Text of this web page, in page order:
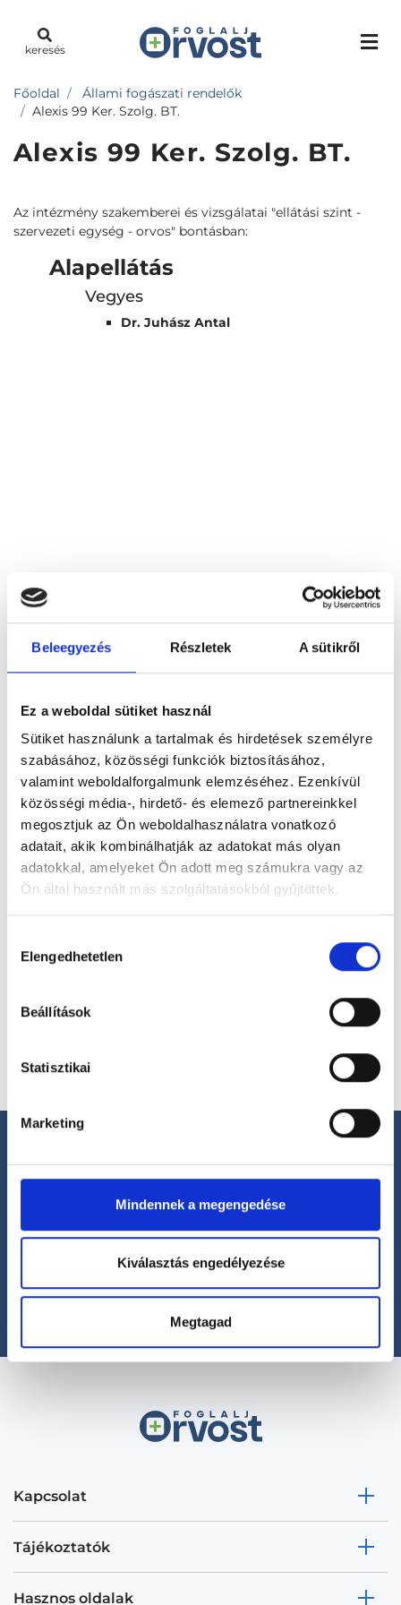
Beleegyezés Részletek A sütikről
Ez a weboldal sütiket használ
Sütiket használunk a tartalmak és hirdetések személyre
szabásához, közösségi funkciók biztosításához,
valamint weboldalforgalmunk elemzéséhez. Ezenkívül
közösségi média-, hirdető- és elemező partnereinkkel
megosztjuk az Ön weboldalhasználatra vonatkozó
adatait, akik kombinálhatják az adatokat más olyan
adatokkal, amelyeket Ön adott meg számukra vagy az
Ön által használt más szolgáltatásokból gyűjtöttek.
szabályzat:https://foglaljorvost.hu/info/foglaljorvost-
kiválasztása
Elengedhetetlen
Beállítások
Statisztikai
Marketing
Mindennek a megengedése
Kiválasztás engedélyezése
Megtagad
keresés
Főoldal
Állami fogászati rendelők
Alexis 99 Ker. Szolg. BT.
Alexis 99 Ker. Szolg. BT.
Az intézmény szakemberei és vizsgálatai "ellátási szint -
szervezeti egység - orvos" bontásban:
Alapellátás
Vegyes
Dr. Juhász Antal
Alexis 99 Ker. Szolg. BT.
Foglalj időpontot megbízható
magánorvosokhoz most!
Válassz szakterületet
Válassz helyszínt
Segíthetünk?
+36 1 700-1398
(H-P: 8:00-20:00)
office@foglaljorvost.hu
Kapcsolat
Tájékoztatók
Hasznos oldalak